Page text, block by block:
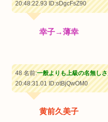
20:48:22.93ID:sDgcFsZ90
幸子→薄幸
48 名前:一般よりも上級の名無し
20:48:31.01ID:otBjQwOM0
黄前久美子